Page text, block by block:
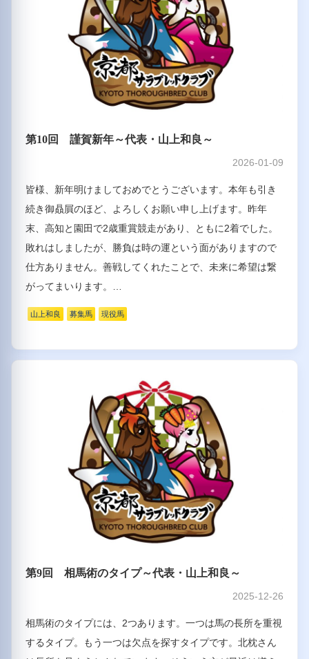
第10回 謹賀新年～代表・山上和良～
2026-01-09
皆様、新年明けましておめでとうございます。本年も引き
続き御贔屓のほど、よろしくお願い申し上げます。昨年
末、高知と園田で2歳重賞競走があり、ともに2着でした。
敗れはしましたが、勝負は時の運という面がありますので
仕方ありません。善戦してくれたことで、未来に希望は繋
がってまいります。…
山上和良 募集馬 現役馬
第9回 相馬術のタイプ～代表・山上和良～
2025-12-26
相馬術のタイプには、2つあります。一つは馬の長所を重視
するタイプ。もう一つは欠点を探すタイプです。北枕さん